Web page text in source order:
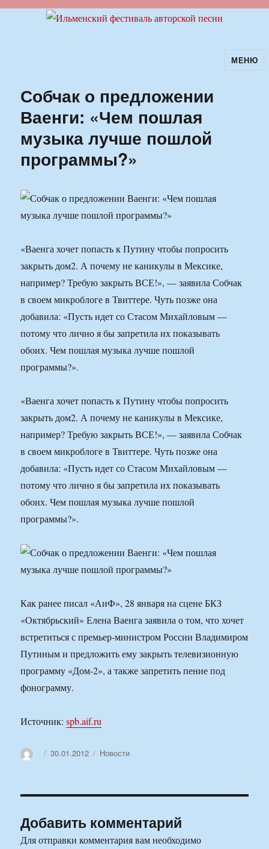
Ильменский фестиваль авторскойМЕНЮ
Собчак о предложении
Ваенги: «Чем пошлая
музыка лучше пошлой
программы?»
«Ваенга хочет попасть к Путину чтобы попросить
закрыть дом2. А почему не каникулы в Мексике,
например? Требую закрыть ВСЕ!», — заявила Собчак
в своем микроблоге в Твиттере. Чуть позже она
добавила: «Пусть идет со Стасом Михайловым —
потому что лично я бы запретила их показывать
обоих. Чем пошлая музыка лучше пошлой
программы?».
«Ваенга хочет попасть к Путину чтобы попросить
закрыть дом2. А почему не каникулы в Мексике,
например? Требую закрыть ВСЕ!», — заявила Собчак
в своем микроблоге в Твиттере. Чуть позже она
добавила: «Пусть идет со Стасом Михайловым —
потому что лично я бы запретила их показывать
обоих. Чем пошлая музыка лучше пошлой
программы?».
Как ранее писал «АиФ», 28 января на сцене БКЗ
«Октябрьский» Елена Ваенга заявила о том, что хочет
встретиться с премьер-министром России Владимиром
Путиным и предложить ему закрыть телевизионную
программу «Дом-2», а также запретить пение под
фонограмму.
Источник:spb.aif.ru
АвторОпубликовано
30.01.2012 Рубрики
Новости
Добавить комментарий
Для отправки комментария вам необходимо